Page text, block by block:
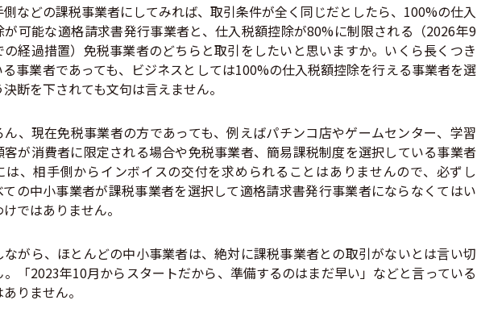
などの課税事業者にしてみれば、取引条件が全く同じだとしたら、100%の仕入
が可能な適格請求書発行事業者と、仕入税額控除が80%に制限される（2026年9
の経過措置）免税事業者のどちらと取引をしたいと思いますか。いくら長くつき
る事業者であっても、ビジネスとしては100%の仕入税額控除を行える事業者を選
断を下されても文句は言えません。
、現在免税事業者の方であっても、例えばパチンコ店やゲームセンター、学習
客が消費者に限定される場合や免税事業者、簡易課税制度を選択している事業者
は、相手側からインボイスの交付を求められることはありませんので、必ずし
ての中小事業者が課税事業者を選択して適格請求書発行事業者にならなくてはい
ではありません。
がら、ほとんどの中小事業者は、絶対に課税事業者との取引がないとは言い切
。「2023年10月からスタートだから、準備するのはまだ早い」などと言っている
りません。